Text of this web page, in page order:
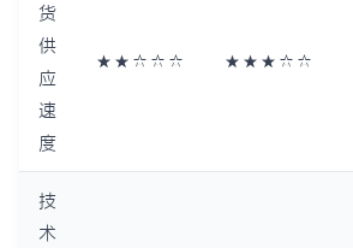
货
供
应
速
度
★★☆☆☆ ★★★☆☆
技
术